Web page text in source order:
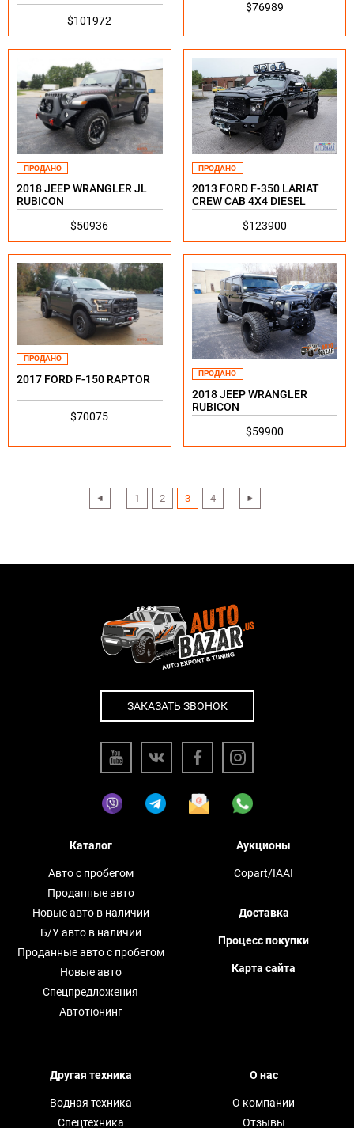
$101972
$76989
ПРОДАНО
2018 JEEP WRANGLER JL
RUBICON
$50936
ПРОДАНО
2013 FORD F-350 LARIAT
CREW CAB 4X4 DIESEL
$123900
ПРОДАНО
2017 FORD F-150 RAPTOR
$70075
ПРОДАНО
2018 JEEP WRANGLER
RUBICON
$59900
‹ 1 2 3 4 ›
ЗАКАЗАТЬ ЗВОНОК
Каталог
Авто с пробегом
Проданные авто
Новые авто в наличии
Б/У авто в наличии
Проданные авто с пробегом
Новые авто
Спецпредложения
Автотюнинг
Аукционы
Copart/IAAI
Доставка
Процесс покупки
Карта сайта
Другая техника
Водная техника
Спецтехника
О нас
О компании
Отзывы